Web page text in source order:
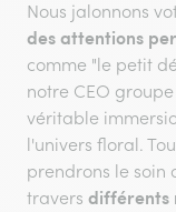
Nous jalonnons
des attentions
comme "le petit
notre CEO
véritable
l'univers floral.
prendrons le soin
travers différents